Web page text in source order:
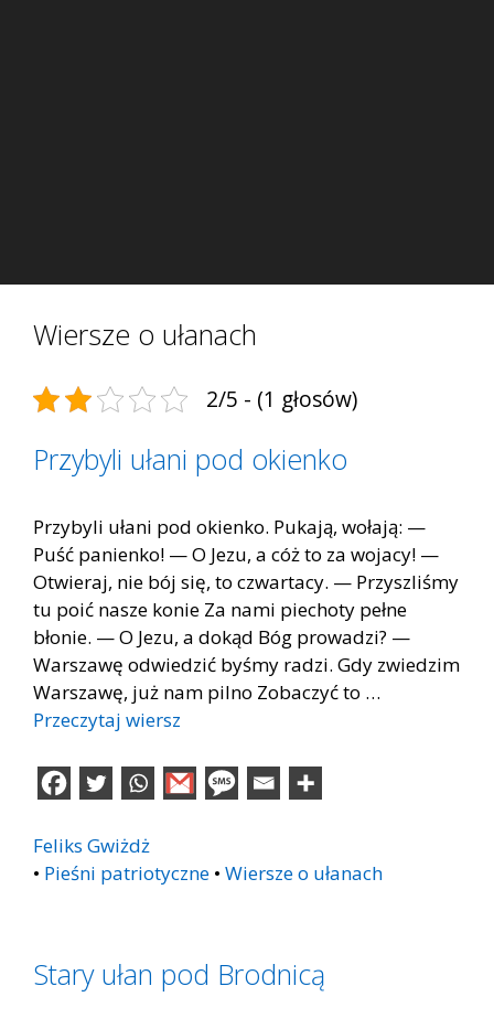
Wiersze o ułanach
2/5 - (1 głosów)
Przybyli ułani pod okienko
Przybyli ułani pod okienko. Pukają, wołają: —
Puść panienko! — O Jezu, a cóż to za wojacy! —
Otwieraj, nie bój się, to czwartacy. — Przyszliśmy
tu poić nasze konie Za nami piechoty pełne
błonie. — O Jezu, a dokąd Bóg prowadzi? —
Warszawę odwiedzić byśmy radzi. Gdy zwiedzim
Warszawę, już nam pilno Zobaczyć to …
Przeczytaj wiersz
Feliks Gwiżdż
• Pieśni patriotyczne • Wiersze o ułanach
Stary ułan pod Brodnicą